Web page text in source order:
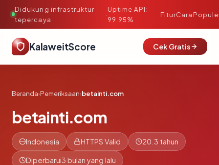
Didukung infrastruktur
tepercaya
·
Uptime API:
99.95%
FiturCara
KalaweitScore Cek Gratis
Beranda›Pemeriksaan›betainti.com
betainti.com
Indonesia HTTPS Valid 20.3 tahun
Diperbarui3 bulan yang lalu